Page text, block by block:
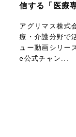
信する「医療
アグリマス株式
療・介護分野で
ュー動画シリー
e公式チャン...